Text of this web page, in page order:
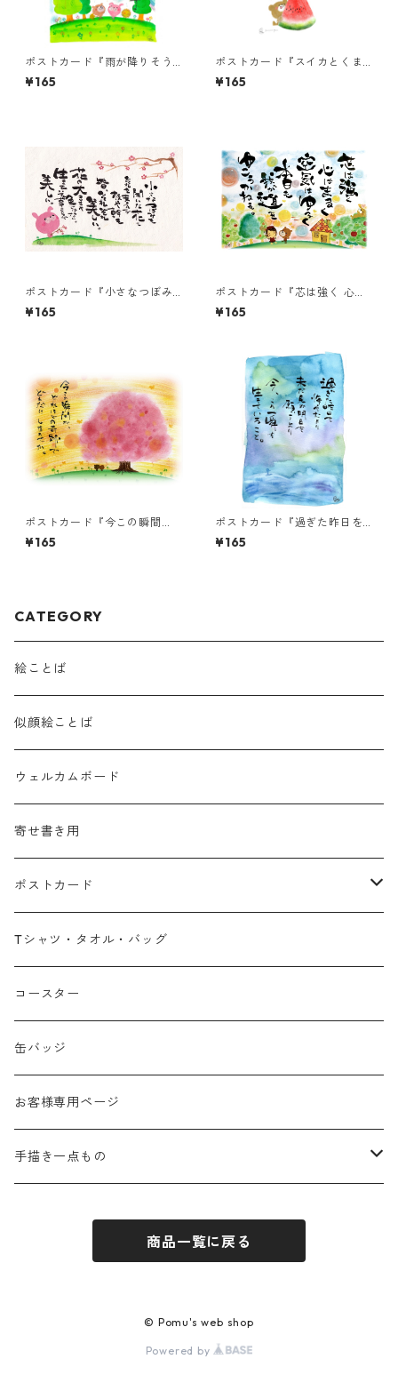
ポストカード『雨が降りそう
な毎日ならば・・・』
¥165
ポストカード『スイカとくま
ちゃん』
¥165
ポストカード『小さなつぼみ
も 開いた花も・・・』
¥165
ポストカード『芯は強く 心は
まるく・・・』
¥165
ポストカード『今この瞬間
が、どれほどの奇跡
で・・・』
¥165
ポストカード『過ぎた昨日を
悔やむより・・・』
¥165
CATEGORY
絵ことば
似顔絵ことば
ウェルカムボード
寄せ書き用
ポストカード
広島弁
春
夏
秋
冬
Tシャツ・タオル・バッグ
コースター
缶バッジ
お客様専用ページ
手描き一点もの
手描きウォールポケット
商品一覧に戻る
© Pomu's web shop
Powered by